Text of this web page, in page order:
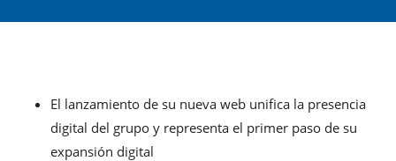
El lanzamiento de su nueva web unifica la presencia
digital del grupo y representa el primer paso de su
expansión digital